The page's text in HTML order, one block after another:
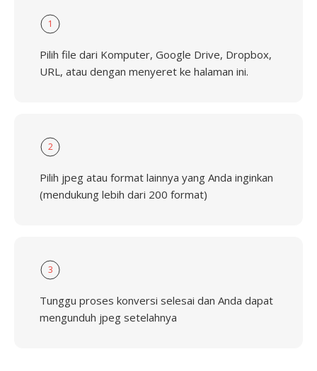
1
Pilih file dari Komputer, Google Drive, Dropbox,
URL, atau dengan menyeret ke halaman ini.
2
Pilih jpeg atau format lainnya yang Anda inginkan
(mendukung lebih dari 200 format)
3
Tunggu proses konversi selesai dan Anda dapat
mengunduh jpeg setelahnya